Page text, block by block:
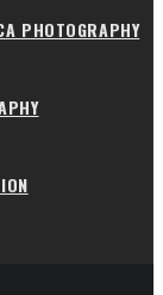
PHOTOGRAPHY